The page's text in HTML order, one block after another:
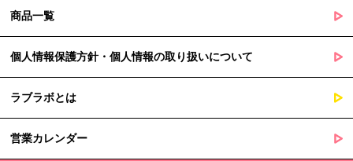
当社は個人情報の取扱業務の全部または一部を外部に業務委託する
その際、弊社は、個人情報を適切に保護できる管理体制を敷き実行
していることを条件として委託先を厳選したうえで、機密保持契約
を委託先と締結し、お客様の個人情報を厳密に管理させます。
６. 個人情報（保有個人データを含む）の利用目的通知、開示・訂
正等、利用停止等の請求
商品一覧
個人情報保護方針・個人情報の取り扱いについて
ラブラボとは
営業カレンダー